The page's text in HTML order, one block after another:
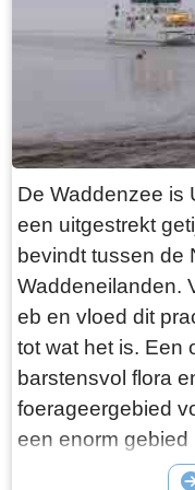
want deze is aan
waard. Er hangt
rouwborden aan
licht en de
terp loop je weer
van gele klinkers.
kom je gewoon
Het is moeilijk
terp ooit door
Terpen hadden
bescherming
Na de aanleg van
van hun nut, voor
afgegraven. De
verscheept. Hoe
De Waddenzee is
een uitgestrekt
bevindt tussen de
Waddeneilanden.
eb en vloed dit
tot wat het is. Een
barstensvol flora
foerageergebied
een enorm gebied
dichtbij te zien en